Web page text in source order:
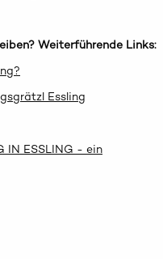
Weiterführende Links:
Essling
IN ESSLING - ein